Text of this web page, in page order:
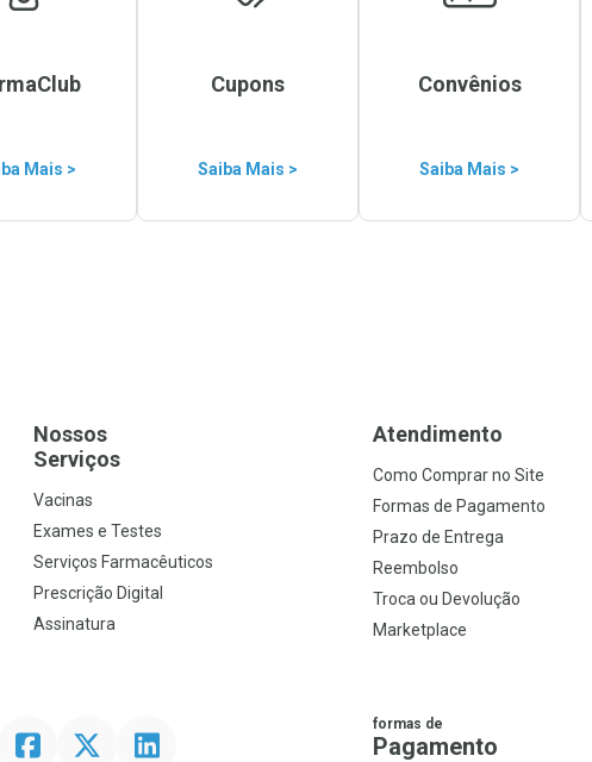
Mais >
Cupons
Saiba Mais >
Convênios
Saiba Mais >
Nossos
Serviços
Vacinas
Exames e Testes
Serviços Farmacêuticos
Prescrição Digital
Assinatura
Atendimento
Como Comprar no Site
Formas de Pagamento
Prazo de Entrega
Reembolso
Troca ou Devolução
Marketplace
FacebookTwitter Linkedin formas de
Pagamento